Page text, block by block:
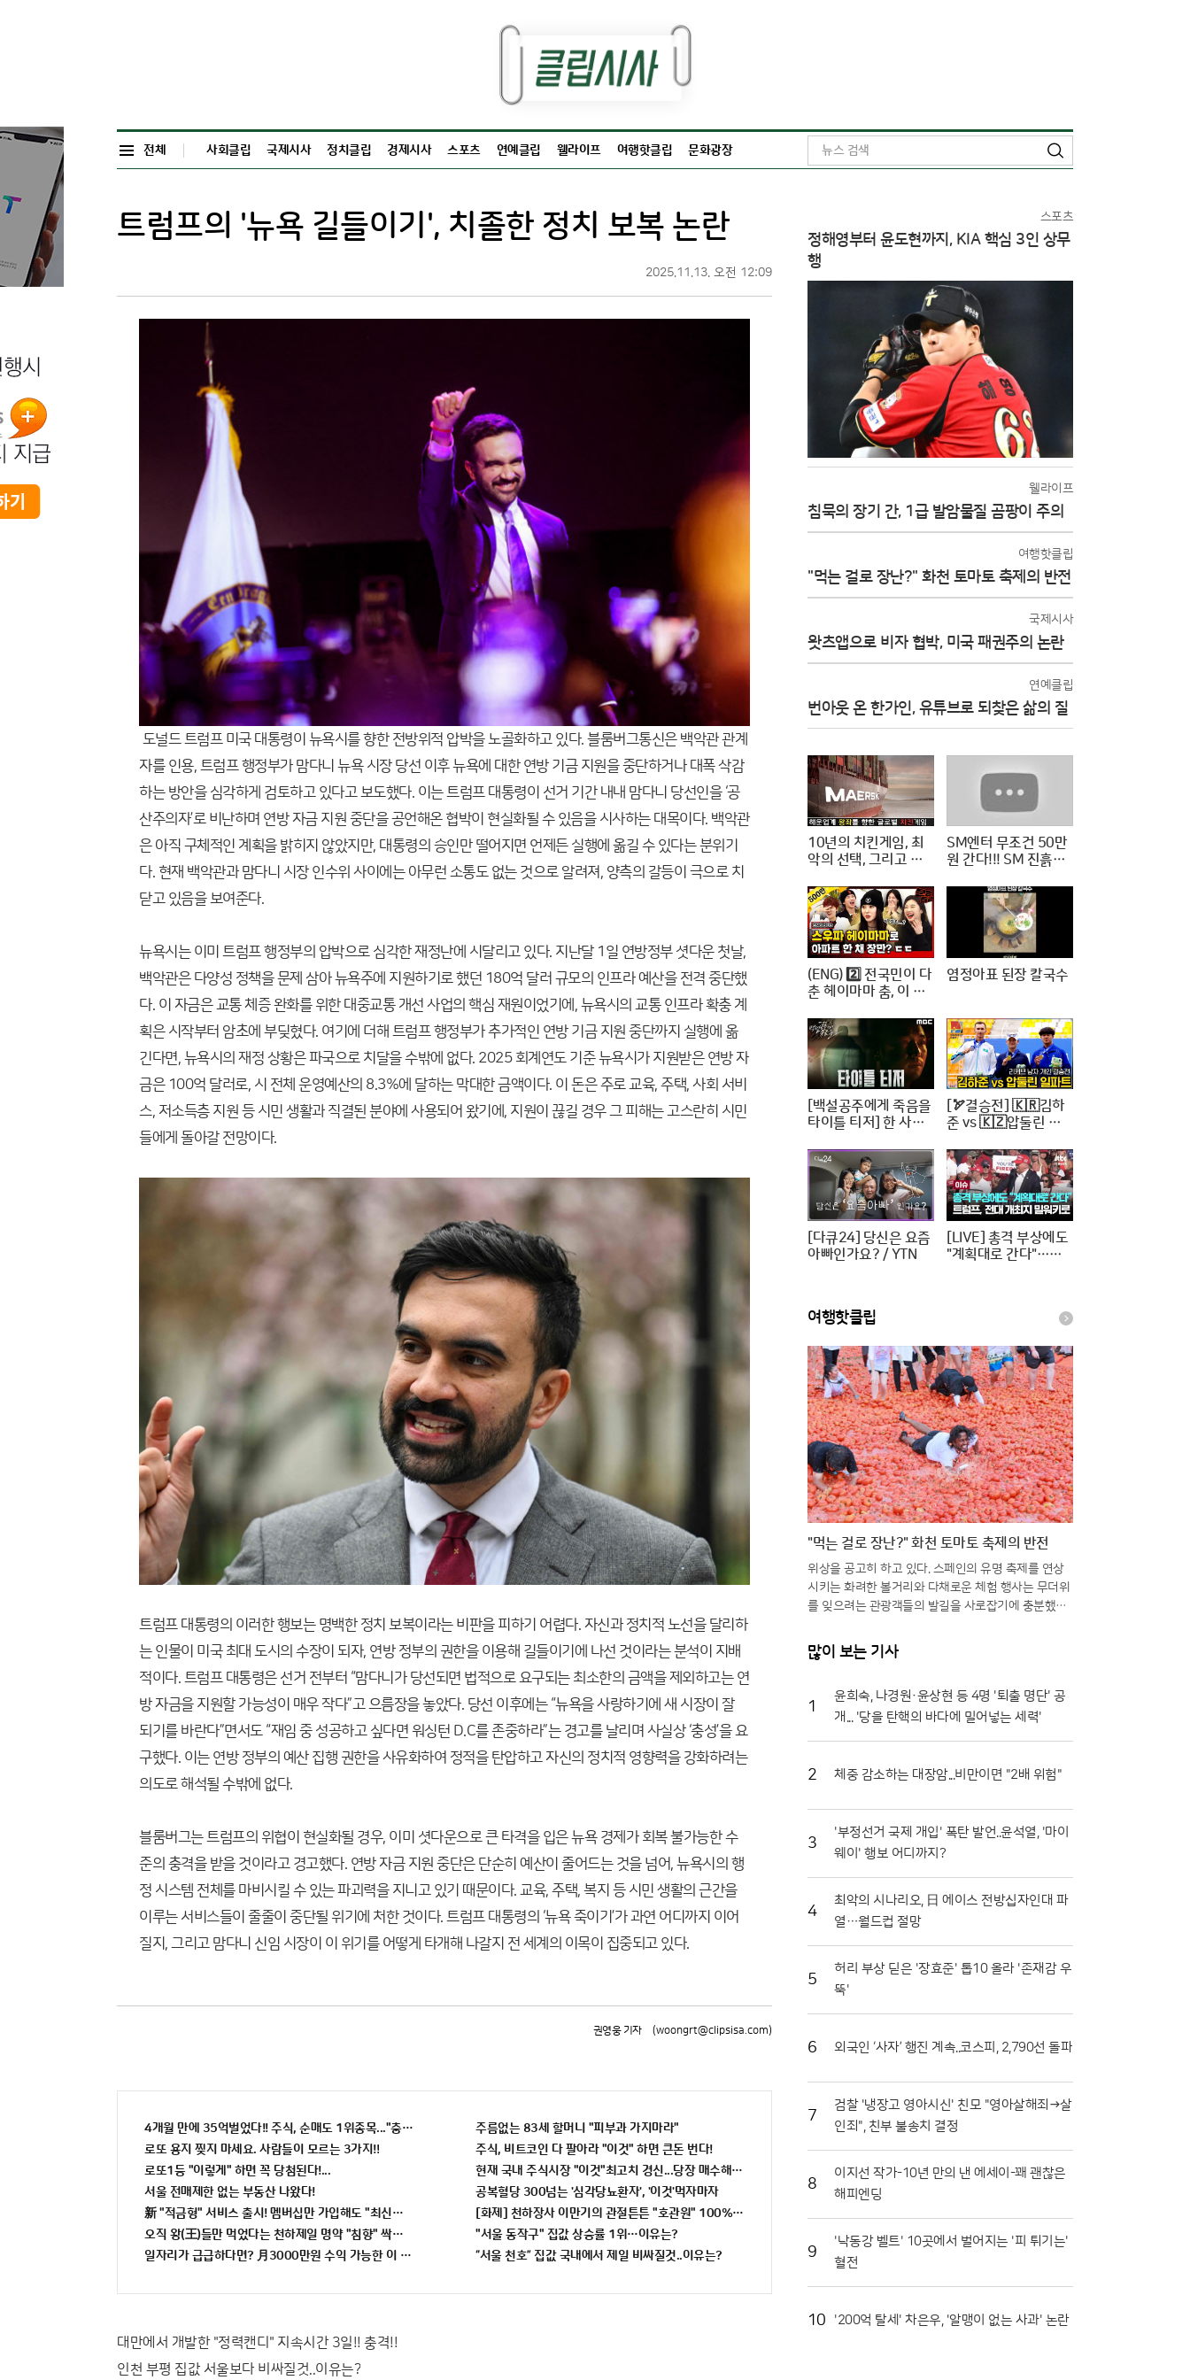
검
색
전체 사회클립 국제시사 정치클립 경제시사 스포츠 연예클립 웰라이프 여행핫클립 문화광장
트럼프의 '뉴욕 길들이기', 치졸한 정치 보복 논란
2025.11.13. 오전 12:09
도널드 트럼프 미국 대통령이 뉴욕시를 향한 전방위적 압박을 노골화하고 있다. 블룸버그통신은 백악관 관계
자를 인용, 트럼프 행정부가 맘다니 뉴욕 시장 당선 이후 뉴욕에 대한 연방 기금 지원을 중단하거나 대폭 삭감
하는 방안을 심각하게 검토하고 있다고 보도했다. 이는 트럼프 대통령이 선거 기간 내내 맘다니 당선인을 ‘공
산주의자’로 비난하며 연방 자금 지원 중단을 공언해온 협박이 현실화될 수 있음을 시사하는 대목이다. 백악관
은 아직 구체적인 계획을 밝히지 않았지만, 대통령의 승인만 떨어지면 언제든 실행에 옮길 수 있다는 분위기
다. 현재 백악관과 맘다니 시장 인수위 사이에는 아무런 소통도 없는 것으로 알려져, 양측의 갈등이 극으로 치
닫고 있음을 보여준다.
뉴욕시는 이미 트럼프 행정부의 압박으로 심각한 재정난에 시달리고 있다. 지난달 1일 연방정부 셧다운 첫날,
백악관은 다양성 정책을 문제 삼아 뉴욕주에 지원하기로 했던 180억 달러 규모의 인프라 예산을 전격 중단했
다. 이 자금은 교통 체증 완화를 위한 대중교통 개선 사업의 핵심 재원이었기에, 뉴욕시의 교통 인프라 확충 계
획은 시작부터 암초에 부딪혔다. 여기에 더해 트럼프 행정부가 추가적인 연방 기금 지원 중단까지 실행에 옮
긴다면, 뉴욕시의 재정 상황은 파국으로 치달을 수밖에 없다. 2025 회계연도 기준 뉴욕시가 지원받은 연방 자
금은 100억 달러로, 시 전체 운영예산의 8.3%에 달하는 막대한 금액이다. 이 돈은 주로 교육, 주택, 사회 서비
스, 저소득층 지원 등 시민 생활과 직결된 분야에 사용되어 왔기에, 지원이 끊길 경우 그 피해는 고스란히 시민
들에게 돌아갈 전망이다.
트럼프 대통령의 이러한 행보는 명백한 정치 보복이라는 비판을 피하기 어렵다. 자신과 정치적 노선을 달리하
는 인물이 미국 최대 도시의 수장이 되자, 연방 정부의 권한을 이용해 길들이기에 나선 것이라는 분석이 지배
적이다. 트럼프 대통령은 선거 전부터 “맘다니가 당선되면 법적으로 요구되는 최소한의 금액을 제외하고는 연
방 자금을 지원할 가능성이 매우 작다”고 으름장을 놓았다. 당선 이후에는 “뉴욕을 사랑하기에 새 시장이 잘
되기를 바란다”면서도 “재임 중 성공하고 싶다면 워싱턴 D.C를 존중하라”는 경고를 날리며 사실상 ‘충성’을 요
구했다. 이는 연방 정부의 예산 집행 권한을 사유화하여 정적을 탄압하고 자신의 정치적 영향력을 강화하려는
의도로 해석될 수밖에 없다.
블룸버그는 트럼프의 위협이 현실화될 경우, 이미 셧다운으로 큰 타격을 입은 뉴욕 경제가 회복 불가능한 수
준의 충격을 받을 것이라고 경고했다. 연방 자금 지원 중단은 단순히 예산이 줄어드는 것을 넘어, 뉴욕시의 행
정 시스템 전체를 마비시킬 수 있는 파괴력을 지니고 있기 때문이다. 교육, 주택, 복지 등 시민 생활의 근간을
이루는 서비스들이 줄줄이 중단될 위기에 처한 것이다. 트럼프 대통령의 ‘뉴욕 죽이기’가 과연 어디까지 이어
질지, 그리고 맘다니 신임 시장이 이 위기를 어떻게 타개해 나갈지 전 세계의 이목이 집중되고 있다.
권영웅 기자 (woongrt@clipsisa.com)
4개월 만에 35억벌었다!! 주식, 순매도 1위종목..."충격"
로또 용지 찢지 마세요. 사람들이 모르는 3가지!!
로또1등 "이렇게" 하면 꼭 당첨된다!...
서울 전매제한 없는 부동산 나왔다!
新 "적금형" 서비스 출시! 멤버십만 가입해도 "최신가전" 선착순 100% 무료 경품지원!!
오직 왕(王)들만 먹었다는 천하제일 명약 "침향" 싹쓰리 완판!! 왜 난리났나 봤더니..경악!
일자리가 급급하다면? 月3000만원 수익 가능한 이 "자격증" 주목받고 있어..
주름없는 83세 할머니 "피부과 가지마라"
주식, 비트코인 다 팔아라 "이것" 하면 큰돈 번다!
현재 국내 주식시장 "이것"최고치 경신...당장 매수해라!!
공복혈당 300넘는 '심각당뇨환자', '이것'먹자마자
[화제] 천하장사 이만기의 관절튼튼 "호관원" 100%당첨 혜택 난리나!!
"서울 동작구" 집값 상승률 1위…이유는?
“서울 천호” 집값 국내에서 제일 비싸질것..이유는?
대만에서 개발한 "정력캔디" 지속시간 3일!! 충격!!
인천 부평 집값 서울보다 비싸질것..이유는?
스포츠
정해영부터 윤도현까지, KIA 핵심 3인 상무
행
웰라이프
침묵의 장기 간, 1급 발암물질 곰팡이 주의
여행핫클립
"먹는 걸로 장난?" 화천 토마토 축제의 반전
국제시사
왓츠앱으로 비자 협박, 미국 패권주의 논란
연예클립
번아웃 온 한가인, 유튜브로 되찾은 삶의 질
10년의 치킨게임, 최
악의 선택, 그리고 한
SM엔터 무조건 50만
원 간다!!! SM 진흙탕
(ENG) 2️⃣ 전국민이 다
춘 헤이마마 춤, 이 정
아파트 한 채는 마련하
셨겠지? (순수한 궁금
증) / [문명특급 EP.22
2-2]
염정아표 된장 칼국수
[백설공주에게 죽음을
타이틀 티저] 한 사람
가뜨린 살인사건, MB
C 240816 방송
[🏹결승전] 🇰🇷김하
준 vs 🇰🇿압둘린 일
인 [2024 WAA 아시
아컵 3차 양궁대회]
[다큐24] 당신은 요즘
아빠인가요? / YTN
[LIVE] 총격 부상에도
"계획대로 간다"…트
여행핫클립
"먹는 걸로 장난?" 화천 토마토 축제의 반전
위상을 공고히 하고 있다. 스페인의 유명 축제를 연상
시키는 화려한 볼거리와 다채로운 체험 행사는 무더위
를 잊으려는 관광객들의 발길을 사로잡기에 충분했다.
공간을 확장하는 등 방문객 편의를 위한 과감한 변화를
시도해 긍정적인 반응을 얻고 있다.일각에서는 멀쩡한
도 하지만, 그 내막을 들여다보면 철저한 상생의 논리
가 숨어 있다. 축제에 사용되는 토마토는 상품성이 떨
운 수익원을 제공하고, 축제가 끝난 뒤에는 으깨진 잔
이 축제의 주인공이 되고 다시 땅으로 돌아가는 선순환
구조를 완성한 셈이다.축제의 백미는 단연 '황금반지를
찾아라' 프로그램이다. 수만 개의 토마토가 채워진 풀
범벅이 된 채 환호하는 모습은 화천토마토축제만의 독
특한 풍경이다. 단순히 반지를 찾는 재미를 넘어, 지역
로 체감할 수 있다는 점에서 브랜드 홍보 효과도 톡톡
히 누리고 있다.기업과 지역 사회가 함께하는 나눔의
장도 마련됐다. 최근 열린 '천인의 식탁' 행사에서는 대
형 솥에서 조리된 파스타를 수많은 참가자가 함께 나누
즐기는 행사를 넘어 민·관·군이 협력하는 화합의 장임
마 구역은 연령대에 상관없이 모든 방문객이 만족할 수
있는 구성을 갖췄다.마켓전시존에서는 화악산 고랭지
게 구매하려는 이들로 북새통을 이뤘다. 화천 토마토는
일교차가 큰 지역적 특성 덕분에 당도가 높고 저장성이
뛰어나 소비자들 사이에서 신뢰가 두텁다. 축제 현장에
서 맛본 즐거움이 실제 구매로 이어지면서 지역 경제
활성화에도 실질적인 기여를 하고 있다. 현장 관계자들
은 이번 축제가 단순한 일회성 행사를 넘어 화천의 농
점검에 총력을 기울여 방문객들이 쾌적하게 축제를 즐
길 수 있도록 지원할 방침이다. 야간에는 군악대 공연
많이 보는 기사
1
윤희숙, 나경원·윤상현 등 4명 '퇴출 명단' 공
개... '당을 탄핵의 바다에 밀어넣는 세력'
2 체중 감소하는 대장암...비만이면 "2배 위험"
3
'부정선거 국제 개입' 폭탄 발언..윤석열, '마이
웨이' 행보 어디까지?
4
최악의 시나리오, 日 에이스 전방십자인대 파
열…월드컵 절망
5
허리 부상 딛은 '장효준' 톱10 올라 '존재감 우
뚝'
6 외국인 ‘사자’ 행진 계속..코스피, 2,790선 돌파
7
검찰 '냉장고 영아시신' 친모 "영아살해죄→살
인죄", 친부 불송치 결정
8
이지선 작가-10년 만의 낸 에세이-꽤 괜찮은
해피엔딩
9
'낙동강 벨트' 10곳에서 벌어지는 '피 튀기는'
혈전
10 '200억 탈세' 차은우, '알맹이 없는 사과' 논란